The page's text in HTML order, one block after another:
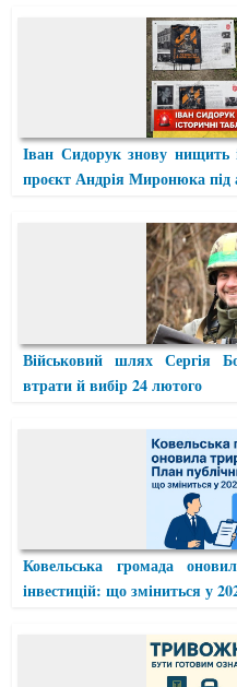
Іван Сидорук знову нищить
проєкт Андрія Миронюка під
Військовий шлях Сергія
втрати й вибір 24 лютого
Ковельська громада
інвестицій: що зміниться у